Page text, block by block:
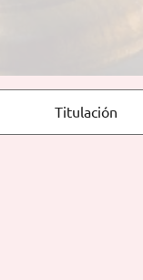
Titulación